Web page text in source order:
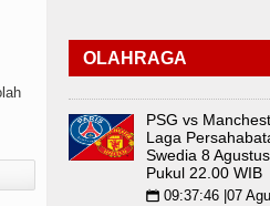
OLAHRAGA
PSG vs
Laga
Swedia 8
Pukul 22.00 WIB
📅 09:37:46 |07